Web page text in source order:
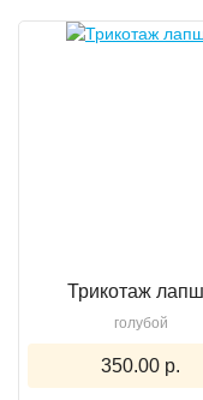
Трикотаж
голубой
350.00 р.